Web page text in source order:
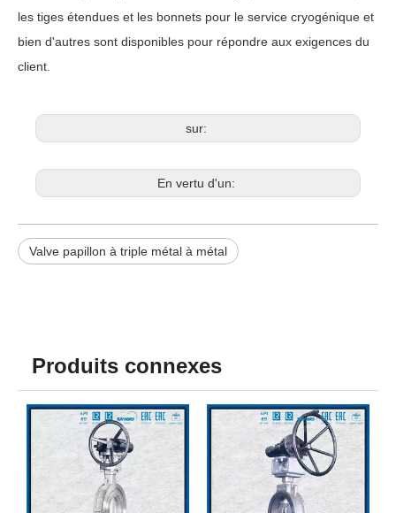
les tiges étendues et les bonnets pour le service cryogénique et
bien d'autres sont disponibles pour répondre aux exigences du
client.
sur:
En vertu d'un:
Valve papillon à triple métal à métal
Produits connexes